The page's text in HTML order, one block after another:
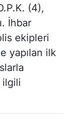
(4),
İhbar
ekipleri
yapılan ilk
ilgili